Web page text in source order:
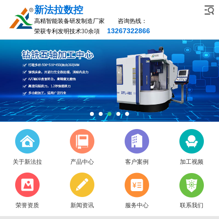
新法拉数控
高精智能装备研发制造厂家 咨询热线：
荣获专利发明技术30余項 13267322866
关于新法拉 产品中心 客户案例 加工视频
荣誉资质 新闻资讯 服务中心 联系我们